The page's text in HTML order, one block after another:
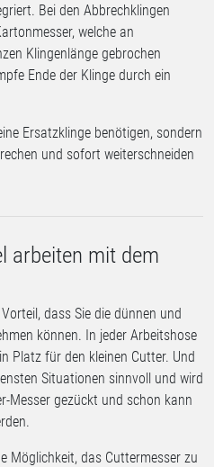
Bei den Abbrechklingen
welche an
Klingenlänge gebrochen
Ende der Klinge durch ein
Ersatzklinge benötigen, sondern
und sofort weiterschneiden
arbeiten mit dem
dass Sie die dünnen und
können. In jeder Arbeitshose
Platz für den kleinen Cutter. Und
Situationen sinnvoll und wird
Messer gezückt und schon kann
Möglichkeit, das Cuttermesser zu